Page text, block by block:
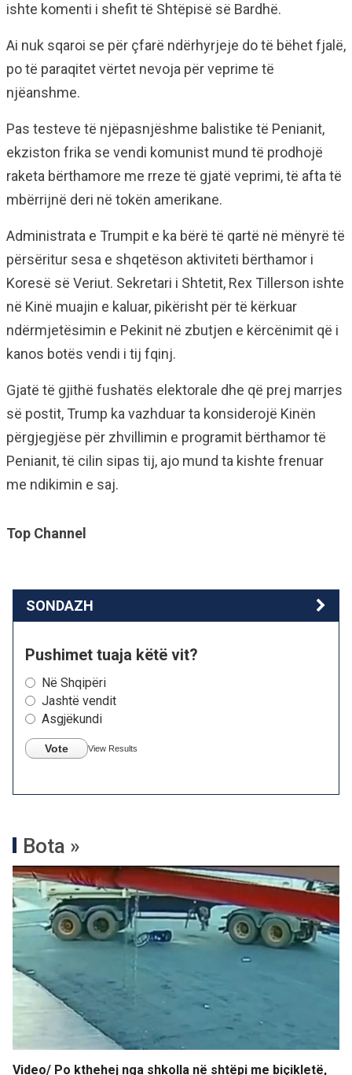
ishte komenti i shefit të Shtëpisë së Bardhë.
Ai nuk sqaroi se për çfarë ndërhyrjeje do të bëhet fjalë,
po të paraqitet vërtet nevoja për veprime të
njëanshme.
Pas testeve të njëpasnjëshme balistike të Penianit,
ekziston frika se vendi komunist mund të prodhojë
raketa bërthamore me rreze të gjatë veprimi, të afta të
mbërrijnë deri në tokën amerikane.
Administrata e Trumpit e ka bërë të qartë në mënyrë të
përsëritur sesa e shqetëson aktiviteti bërthamor i
Koresë së Veriut. Sekretari i Shtetit, Rex Tillerson ishte
në Kinë muajin e kaluar, pikërisht për të kërkuar
ndërmjetësimin e Pekinit në zbutjen e kërcënimit që i
kanos botës vendi i tij fqinj.
Gjatë të gjithë fushatës elektorale dhe që prej marrjes
së postit, Trump ka vazhduar ta konsiderojë Kinën
përgjegjëse për zhvillimin e programit bërthamor të
Penianit, të cilin sipas tij, ajo mund ta kishte frenuar
me ndikimin e saj.
Top Channel
SONDAZH
Pushimet tuaja këtë vit?
Në Shqipëri
Jashtë vendit
Asgjëkundi
Vote View Results
Bota »
Video/ Po kthehej nga shkolla në shtëpi me biçikletë,